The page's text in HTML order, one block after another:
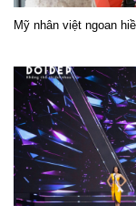
Mỹ nhân việt ngoan